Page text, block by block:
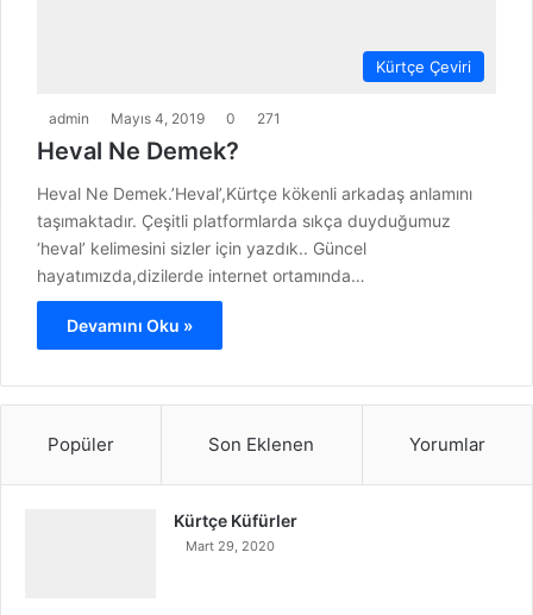
Kürtçe Çeviri
admin Mayıs 4, 2019 0 271
Heval Ne Demek?
Heval Ne Demek.’Heval’,Kürtçe kökenli arkadaş anlamını
taşımaktadır. Çeşitli platformlarda sıkça duyduğumuz
‘heval’ kelimesini sizler için yazdık.. Güncel
hayatımızda,dizilerde internet ortamında…
Devamını Oku »
Popüler Son Eklenen Yorumlar
Kürtçe Küfürler
Mart 29, 2020